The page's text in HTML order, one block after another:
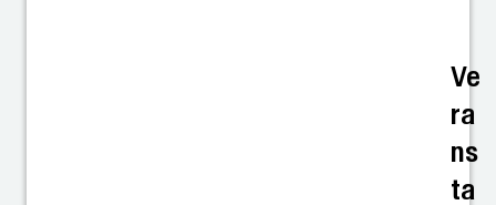
Ve
ra
ns
ta